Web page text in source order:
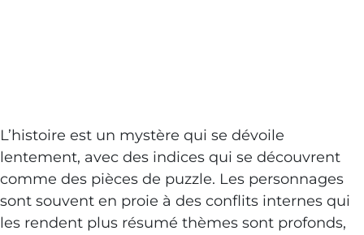
L’histoire est un mystère qui se dévoile
lentement, avec des indices qui se découvrent
comme des pièces de puzzle. Les personnages
sont souvent en proie à des conflits internes qui
les rendent plus résumé thèmes sont profonds,